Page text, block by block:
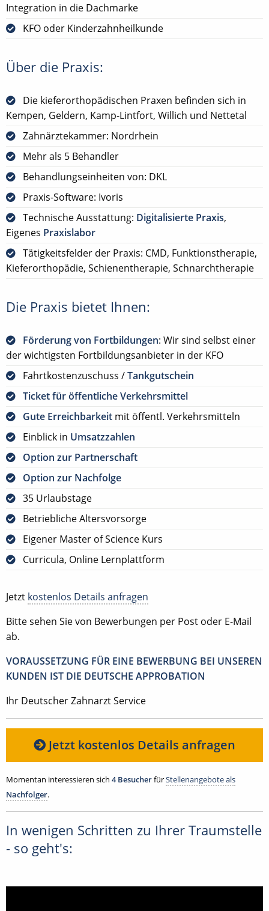
Integration in die Dachmarke
KFO oder Kinderzahnheilkunde
Über die Praxis:
Die kieferorthopädischen Praxen befinden sich in
Kempen, Geldern, Kamp-Lintfort, Willich und Nettetal
Zahnärztekammer: Nordrhein
Mehr als 5 Behandler
Behandlungseinheiten von: DKL
Praxis-Software: Ivoris
Technische Ausstattung: Digitalisierte Praxis,
Eigenes Praxislabor
Tätigkeitsfelder der Praxis: CMD, Funktionstherapie,
Kieferorthopädie, Schienentherapie, Schnarchtherapie
Die Praxis bietet Ihnen:
Förderung von Fortbildungen: Wir sind selbst einer
der wichtigsten Fortbildungsanbieter in der KFO
Fahrtkostenzuschuss /Tankgutschein
Ticket für öffentliche Verkehrsmittel
Gute Erreichbarkeit mit öffentl. Verkehrsmitteln
Einblick in Umsatzzahlen
Option zur Partnerschaft
Option zur Nachfolge
35 Urlaubstage
Betriebliche Altersvorsorge
Eigener Master of Science Kurs
Curricula, Online Lernplattform
Jetzt kostenlos Details anfragen
Bitte sehen Sie von Bewerbungen per Post oder E-Mail
ab.
VORAUSSETZUNG FÜR EINE BEWERBUNG BEI UNSEREN
KUNDEN IST DIE DEUTSCHE APPROBATION
Ihr Deutscher Zahnarzt Service
Jetzt kostenlos Details anfragen
Momentan interessieren sich 4 BesucherfürStellenangebote als
Nachfolger.
In wenigen Schritten zu Ihrer Traumstelle
- so geht's: